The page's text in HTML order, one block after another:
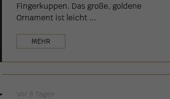
Fingerkuppen. Das große, goldene
Ornament ist leicht ...
MEHR
Vor 8 Tagen